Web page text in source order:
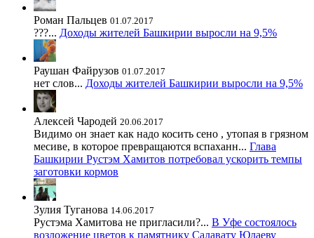
Роман Пальцев 01.07.2017
???... Доходы жителей Башкирии выросли на 9,5%
Раушан Файрузов 01.07.2017
нет слов... Доходы жителей Башкирии выросли на 9,5%
Алексей Чародей 20.06.2017
Видимо он знает как надо косить сено , утопая в грязном
месиве, в которое превращаются вспаханн... Глава
Башкирии Рустэм Хамитов потребовал ускорить темпы
заготовки кормов
Зулия Туганова 14.06.2017
Рустэма Хамитова не пригласили?... В Уфе состоялось
возложение цветов к памятнику Салавату Юлаеву